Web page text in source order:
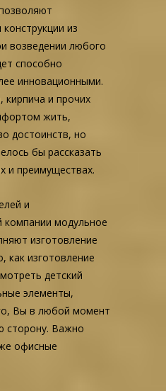
из
возведении любого
способно
инновационными.
кирпича и прочих
жить,
достоинств, но
бы рассказать
и преимуществах.
и
компании модульное
изготовление
как изготовление
детский
элементы,
Вы в любой момент
сторону. Важно
офисные